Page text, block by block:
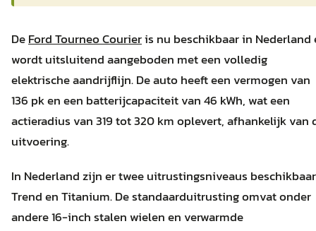
DeFord Tourneo Courieris nu beschikbaar in Nederland
wordt uitsluitend aangeboden met een volledig
elektrische aandrijflijn. De auto heeft een vermogen van
136 pk en een batterijcapaciteit van 46 kWh, wat een
actieradius van 319 tot 320 km oplevert, afhankelijk van
uitvoering.
In Nederland zijn er twee uitrustingsniveaus
Trend en Titanium. De standaarduitrusting omvat onder
andere 16-inch stalen wielen en verwarmde